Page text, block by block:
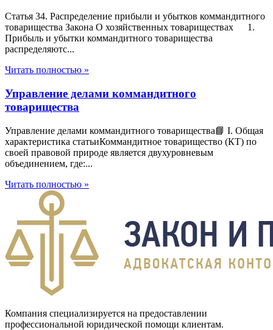
Статья 34. Распределение прибыли и убытков коммандитного
товарищества Закона О хозяйственных товариществах 1.
Прибыль и убытки коммандитного товарищества
распределяютс...
Читать полностью »
Управление делами коммандитного
товарищества
Управление делами коммандитного товарищества📘 I. Общая
характеристика статьиКоммандитное товарищество (КТ) по
своей правовой природе является двухуровневым
объединением, где:...
Читать полностью »
Компания специализируется на предоставлении
профессиональной юридической помощи клиентам.